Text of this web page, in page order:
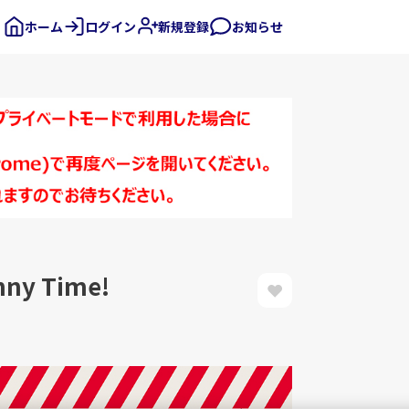
ホーム ログイン 新規登録 お知らせ
Time!